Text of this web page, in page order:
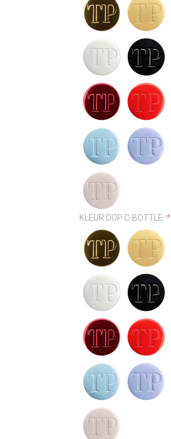
KLEUR DOP C-BOTTLE:*